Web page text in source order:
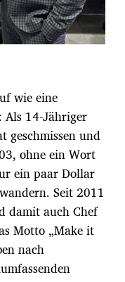
wie eine
Als 14-Jähriger
geschmissen und
ohne ein Wort
ein paar Dollar
Seit 2011
damit auch Chef
Motto „Make it
nach